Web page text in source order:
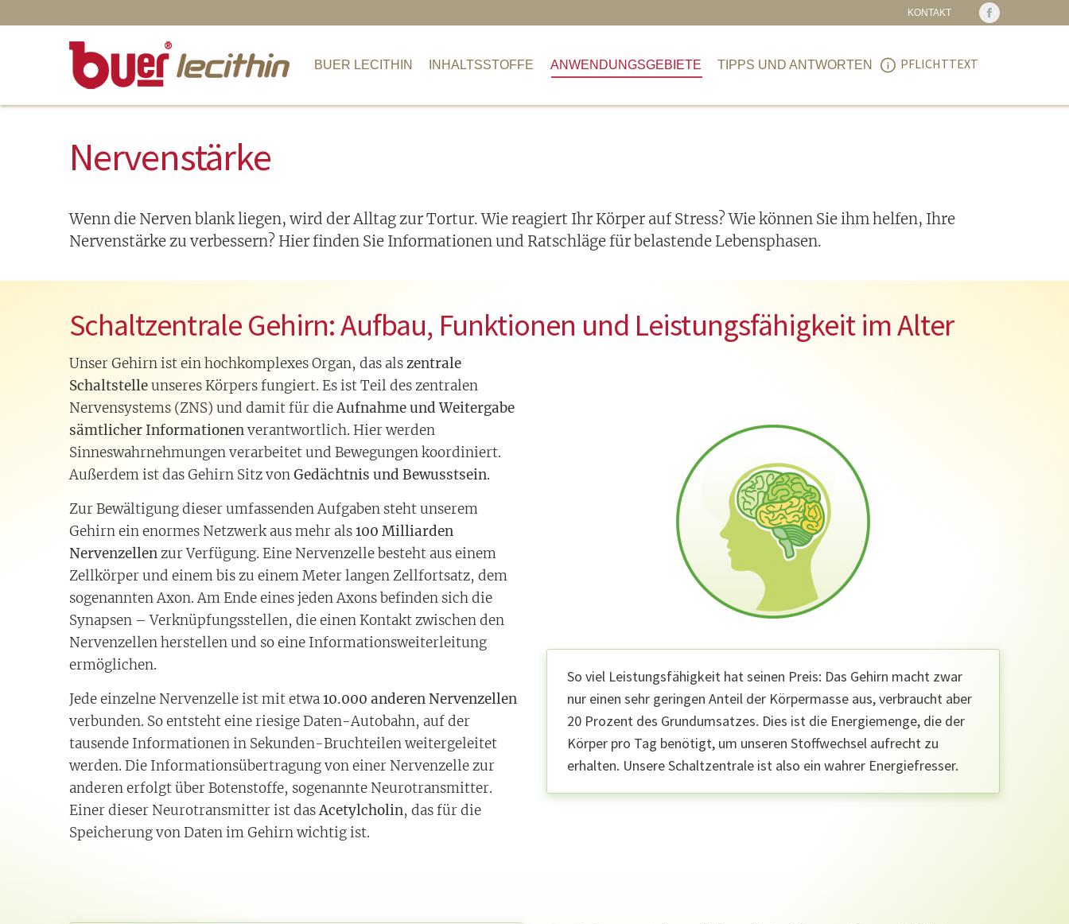
KONTAKT
Facebook
new
BUER LECITHIN INHALTSSTOFFE ANWENDUNGSGEBIETE TIPPS UND ANTWORTEN PFLICHTTEXT
Nervenstärke
Wenn die Nerven blank liegen, wird der Alltag zur Tortur. Wie reagiert Ihr Körper auf Stress? Wie können Sie ihm helfen, Ihre
Nervenstärke zu verbessern? Hier finden Sie Informationen und Ratschläge für belastende Lebensphasen.
Schaltzentrale Gehirn: Aufbau, Funktionen und Leistungsfähigkeit im Alter
Unser Gehirn ist ein hochkomplexes Organ, das alszentrale
Schaltstelleunseres Körpers fungiert. Es ist Teil des zentralen
Nervensystems (ZNS) und damit für dieAufnahme und Weitergabe
sämtlicher Informationenverantwortlich. Hier werden
Sinneswahrnehmungen verarbeitet und Bewegungen koordiniert.
Außerdem ist das Gehirn Sitz vonGedächtnis und Bewusstsein.
Zur Bewältigung dieser umfassenden Aufgaben steht unserem
Gehirn ein enormes Netzwerk aus mehr als100 Milliarden
Nervenzellenzur Verfügung. Eine Nervenzelle besteht aus einem
Zellkörper und einem bis zu einem Meter langen Zellfortsatz, dem
sogenannten Axon. Am Ende eines jeden Axons befinden sich die
Synapsen – Verknüpfungsstellen, die einen Kontakt zwischen den
Nervenzellen herstellen und so eine Informationsweiterleitung
ermöglichen.
Jede einzelne Nervenzelle ist mit etwa10.000 anderen Nervenzellen
verbunden. So entsteht eine riesige Daten-Autobahn, auf der
tausende Informationen in Sekunden-Bruchteilen weitergeleitet
werden. Die Informationsübertragung von einer Nervenzelle zur
anderen erfolgt über Botenstoffe, sogenannte Neurotransmitter.
Einer dieser Neurotransmitter ist dasAcetylcholin, das für die
Speicherung von Daten im Gehirn wichtig ist.
So viel Leistungsfähigkeit hat seinen Preis: Das Gehirn macht zwar
nur einen sehr geringen Anteil der Körpermasse aus, verbraucht aber
20 Prozent des Grundumsatzes. Dies ist die Energiemenge, die der
Körper pro Tag benötigt, um unseren Stoffwechsel aufrecht zu
erhalten. Unsere Schaltzentrale ist also ein wahrer Energiefresser.
BUER LECITHIN INHALTSSTOFFE ANWENDUNGSGEBIETE TIPPS UND ANTWORTEN PFLICHTTEXT